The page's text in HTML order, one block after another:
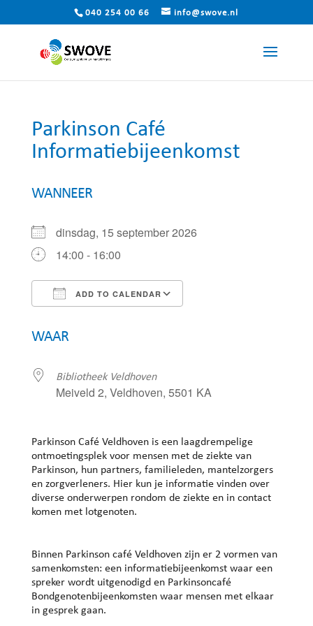
040 254 00 66 info@swove.nl
Parkinson Café
Informatiebijeenkomst
WANNEER
dinsdag, 15 september 2026
14:00 - 16:00
ADD TO CALENDAR
WAAR
Bibliotheek Veldhoven
Meiveld 2, Veldhoven, 5501 KA
Parkinson Café Veldhoven is een laagdrempelige
ontmoetingsplek voor mensen met de ziekte van
Parkinson, hun partners, familieleden, mantelzorgers
en zorgverleners. Hier kun je informatie vinden over
diverse onderwerpen rondom de ziekte en in contact
komen met lotgenoten.
Binnen Parkinson café Veldhoven zijn er 2 vormen van
samenkomsten: een informatiebijeenkomst waar een
spreker wordt uitgenodigd en Parkinsoncafé
Bondgenotenbijeenkomsten waar mensen met elkaar
in gesprek gaan.